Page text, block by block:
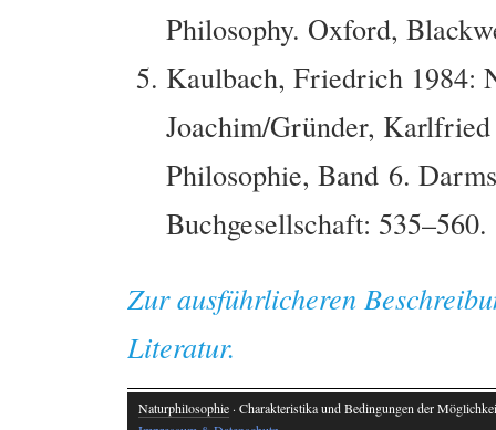
Philosophy. Oxford,
Kaulbach, Friedrich 1984:
Joachim/Gründer,
Philosophie, Band 6.
Buchgesellschaft: 535–560.
Zur ausführlicheren
Literatur.
Naturphilosophie · Charakteristika und Bedingungen der